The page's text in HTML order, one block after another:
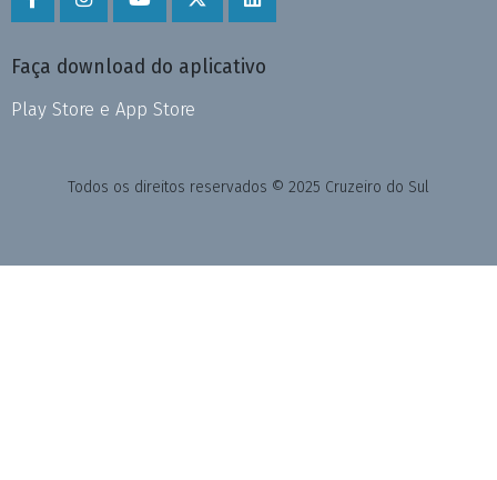
Faça download do aplicativo
Play Store e App Store
Todos os direitos reservados © 2025 Cruzeiro do Sul